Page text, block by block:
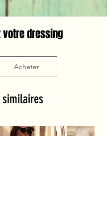
votre dressing
Acheter